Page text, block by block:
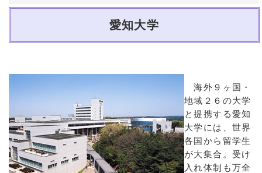
愛知大学
海外９ヶ国・
地域２６の大学
と提携する愛知
大学には、世界
各国から留学生
が大集合。受け
入れ体制も万全